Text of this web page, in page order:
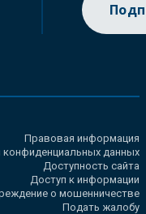
Правовая информация
данных
Доступность сайта
Доступ к информации
о мошенничестве
Подать жалобу